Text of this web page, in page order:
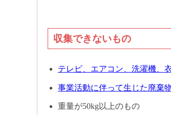
収集できないもの
テレビ、エアコン、洗濯機、
事業活動に伴って生じた廃棄
重量が50kg以上のもの